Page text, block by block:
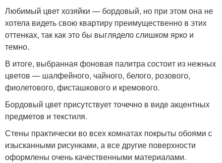
Любимый цвет хозяйки — бордовый, но при этом она не
хотела видеть свою квартиру преимущественно в этих
оттенках, так как это бы выглядело слишком ярко и
темно.
В итоге, выбранная фоновая палитра состоит из нежных
цветов — шалфейного, чайного, белого, розового,
фиолетового, фисташкового и кремового.
Бордовый цвет присутствует точечно в виде акцентных
предметов и текстиля.
Стены практически во всех комнатах покрыты обоями с
изысканными рисунками, а все другие поверхности
оформлены очень качественными материалами.